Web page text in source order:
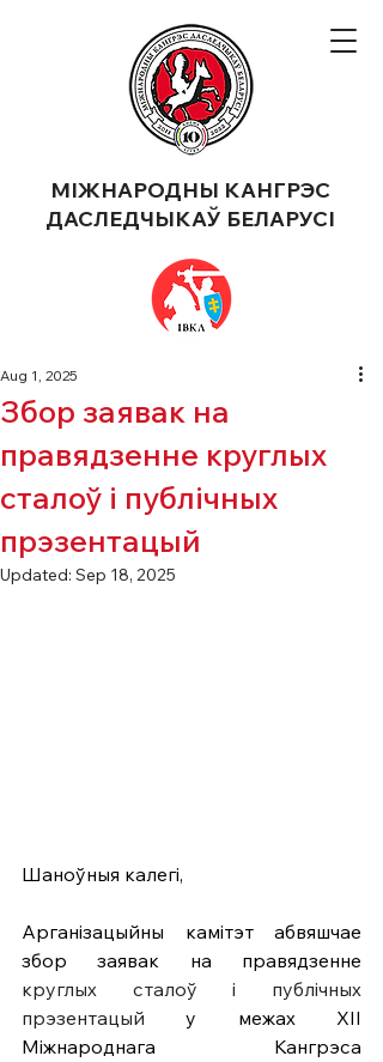
МІЖНАРОДНЫ КАНГРЭС
ДАСЛЕДЧЫКАЎ БЕЛАРУСІ
Збор заявак на
правядзенне круглых
сталоў і публічных
прэзентацый
Aug 1, 2025
Updated: Sep 18, 2025
Шаноўныя калегі,
Арганізацыйны камітэт абвяшчае
круглых сталоў і публічных
прэзентацый у межах XIІ
Міжнароднага Кангрэса